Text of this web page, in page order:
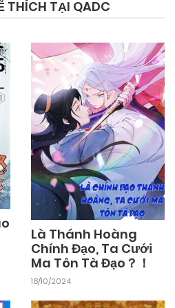
THÍCH TẠI QADC
Là Thánh Hoàng
Chính Đạo, Ta Cưới
Ma Tôn Tà Đạo？！
18/10/2024